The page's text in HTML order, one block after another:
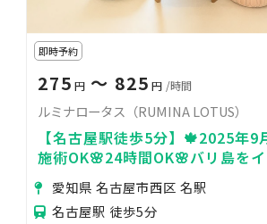
即時予約
275 円〜 825 円 /時間
ルミナロータス（RUMINA LOTUS）
【名古屋駅徒歩5分】🍁2025年9
施術OK🌸24時間OK🌸バリ島を
し空間🌸
愛知県 名古屋市西区 名駅
名古屋駅 徒歩5分